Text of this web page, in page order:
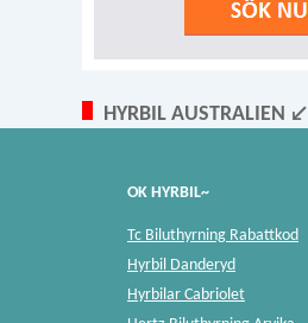
HYRBIL AUSTRALIEN ↙
OK HYRBIL~
Tc Biluthyrning Rabattkod
Hyrbil Danderyd
Hyrbilar Cabriolet